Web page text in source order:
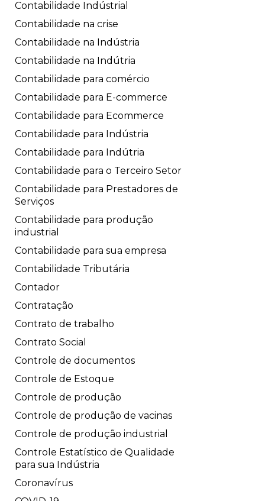
Contabilidade Indústrial
Contabilidade na crise
Contabilidade na Indústria
Contabilidade na Indútria
Contabilidade para comércio
Contabilidade para E-commerce
Contabilidade para Ecommerce
Contabilidade para Indústria
Contabilidade para Indútria
Contabilidade para o Terceiro Setor
Contabilidade para Prestadores de
Serviços
Contabilidade para produção
industrial
Contabilidade para sua empresa
Contabilidade Tributária
Contador
Contratação
Contrato de trabalho
Contrato Social
Controle de documentos
Controle de Estoque
Controle de produção
Controle de produção de vacinas
Controle de produção industrial
Controle Estatístico de Qualidade
para sua Indústria
Coronavírus